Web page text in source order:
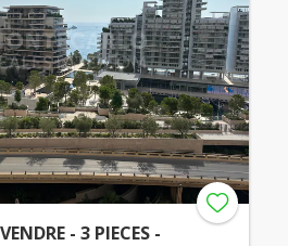
- 3 PIECES -